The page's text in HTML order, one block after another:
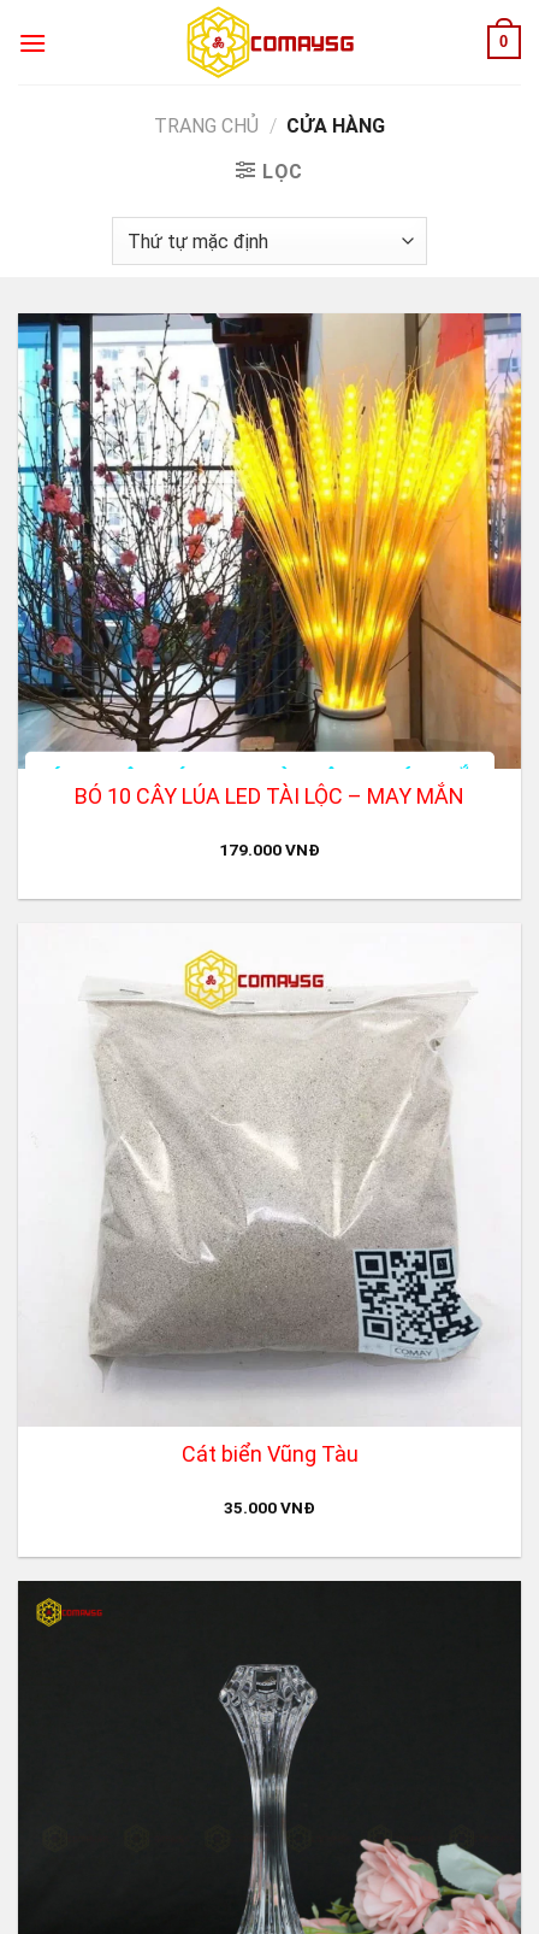
0
TRANG CHỦ / CỬA HÀNG
LỌC
BÓ 10 CÂY LÚA LED TÀI LỘC – MAY MẮN
179.000VNĐ
Cát biển Vũng Tàu
35.000VNĐ